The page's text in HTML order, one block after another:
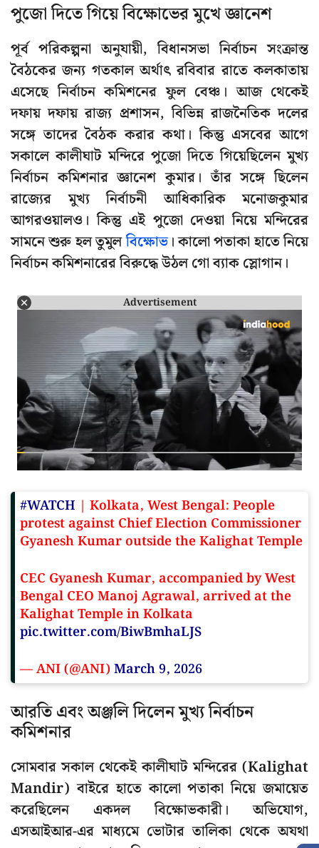
পুজো দিতে গিয়ে বিক্ষোভের মুখে জ্ঞানেশ
পূর্ব পরিকল্পনা অনুযায়ী, বিধানসভা নির্বাচন সংক্রান্ত
বৈঠকের জন্য গতকাল অর্থাৎ রবিবার রাতে কলকাতায়
এসেছে নির্বাচন কমিশনের ফুল বেঞ্চ। আজ থেকেই
দফায় দফায় রাজ্য প্রশাসন, বিভিন্ন রাজনৈতিক দলের
সঙ্গে তাদের বৈঠক করার কথা। কিন্তু এসবের আগে
সকালে কালীঘাট মন্দিরে পুজো দিতে গিয়েছিলেন মুখ্য
নির্বাচন কমিশনার জ্ঞানেশ কুমার। তাঁর সঙ্গে ছিলেন
রাজ্যের মুখ্য নির্বাচনী আধিকারিক মনোজকুমার
আগরওয়ালও। কিন্তু এই পুজো দেওয়া নিয়ে মন্দিরের
সামনে শুরু হল তুমুলবিক্ষোভ। কালো পতাকা হাতে নিয়ে
নির্বাচন কমিশনারের বিরুদ্ধে উঠল গো ব্যাক স্লোগান।
Advertisement
#WATCH | Kolkata, West Bengal: People
protest against Chief Election Commissioner
Gyanesh Kumar outside the Kalighat Temple
CEC Gyanesh Kumar, accompanied by West
Bengal CEO Manoj Agrawal, arrived at the
Kalighat Temple in Kolkata
pic.twitter.com/BiwBmhaLJS
— ANI (@ANI) March 9, 2026
আরতি এবং অঞ্জলি দিলেন মুখ্য নির্বাচন
কমিশনার
সোমবার সকাল থেকেই কালীঘাট মন্দিরের (Kalighat
Mandir) বাইরে হাতে কালো পতাকা নিয়ে জমায়েত
করেছিলেন একদল বিক্ষোভকারী। অভিযোগ,
এসআইআর-এর মাধ্যমে ভোটার তালিকা থেকে অযথা